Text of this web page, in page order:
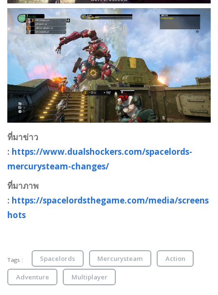
ที่มาข่าว
: https://www.dualshockers.com/spacelords-
mercurysteam-changes/
ที่มาภาพ
: https://spacelordsthegame.com/media/screens
hots
Tags : Spacelords Mercurysteam Action
Adventure Multiplayer